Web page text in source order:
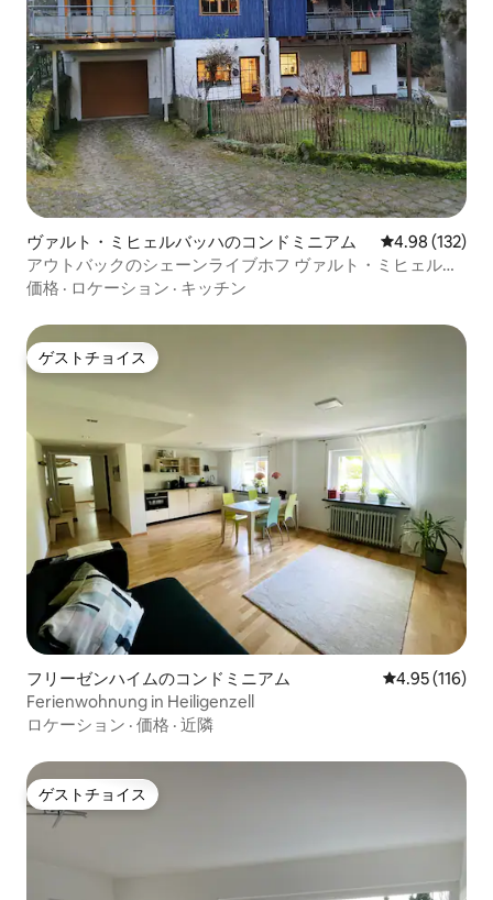
ヴァルト・ミヒェルバッハのコンドミニアム レビュー132
4.98 (132)
アウトバックのシェーンライブホフ ヴァルト・ミヒェルバ
ッハス
価格 · ロケーション · キッチン
ゲストチョイス
ゲストチョイス
フリーゼンハイムのコンドミニアム レビュー116
4.95 (116)
Ferienwohnung in Heiligenzell
ロケーション · 価格 · 近隣
ゲストチョイス
ゲストチョイス